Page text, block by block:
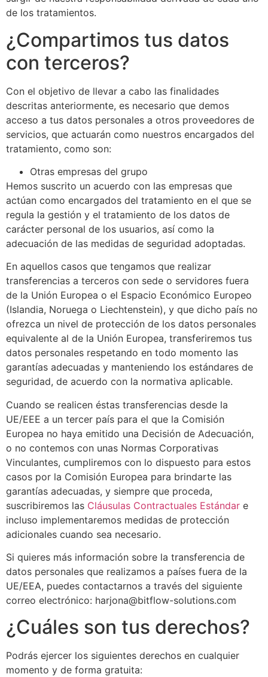
de los tratamientos.
¿Compartimos tus datos
con terceros?
Con el objetivo de llevar a cabo las finalidades
descritas anteriormente, es necesario que demos
acceso a tus datos personales a otros proveedores de
servicios, que actuarán como nuestros encargados del
tratamiento, como son:
Otras empresas del grupo
Hemos suscrito un acuerdo con las empresas que
actúan como encargados del tratamiento en el que se
regula la gestión y el tratamiento de los datos de
carácter personal de los usuarios, así como la
adecuación de las medidas de seguridad adoptadas.
En aquellos casos que tengamos que realizar
transferencias a terceros con sede o servidores fuera
de la Unión Europea o el Espacio Económico Europeo
(Islandia, Noruega o Liechtenstein), y que dicho país no
ofrezca un nivel de protección de los datos personales
equivalente al de la Unión Europea, transferiremos tus
datos personales respetando en todo momento las
garantías adecuadas y manteniendo los estándares de
seguridad, de acuerdo con la normativa aplicable.
Cuando se realicen éstas transferencias desde la
UE/EEE a un tercer país para el que la Comisión
Europea no haya emitido una Decisión de Adecuación,
o no contemos con unas Normas Corporativas
Vinculantes, cumpliremos con lo dispuesto para estos
casos por la Comisión Europea para brindarte las
garantías adecuadas, y siempre que proceda,
suscribiremos las Cláusulas Contractuales Estándar e
incluso implementaremos medidas de protección
adicionales cuando sea necesario.
Si quieres más información sobre la transferencia de
datos personales que realizamos a países fuera de la
UE/EEA, puedes contactarnos a través del siguiente
correo electrónico: harjona@bitflow-solutions.com
¿Cuáles son tus derechos?
Podrás ejercer los siguientes derechos en cualquier
momento y de forma gratuita: